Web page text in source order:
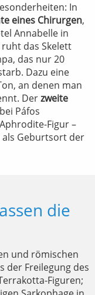
In
eines Chirurgen,
Annabelle in
das Skelett
das nur 20
Dazu eine
an denen man
Derzweite
Páfos
Figur –
als Geburtsort der
die
und römischen
der Freilegung des
Figuren;